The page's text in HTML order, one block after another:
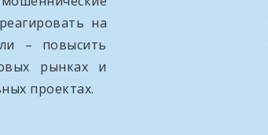
на
– повысить
рынках и
проектах.